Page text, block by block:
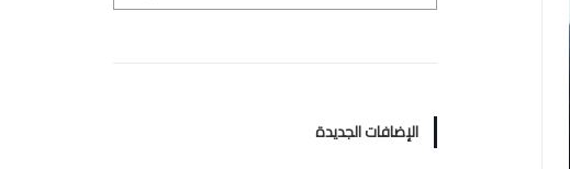
الإضافات الجديدة